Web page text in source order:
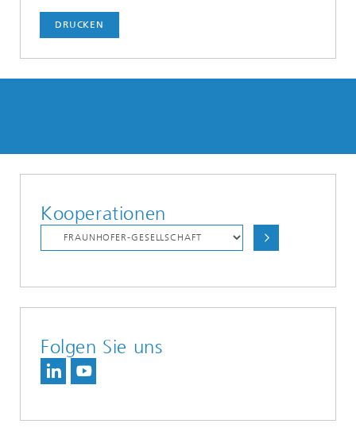
DRUCKEN
Kooperationen
Folgen Sie uns